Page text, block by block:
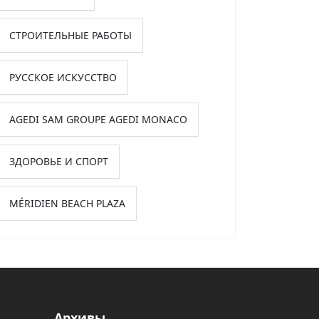
СТРОИТЕЛЬНЫЕ РАБОТЫ
РУССКОЕ ИСКУССТВО
AGEDI SAM GROUPE AGEDI MONACO
ЗДОРОВЬЕ И СПОРТ
MÉRIDIEN BEACH PLAZA